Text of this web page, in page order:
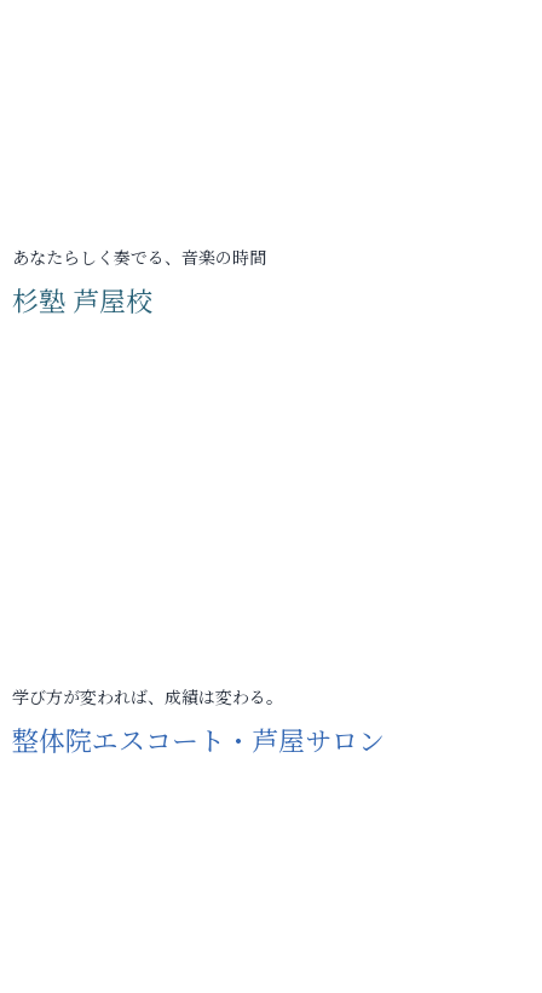
あなたらしく奏でる、音楽の時間
杉塾 芦屋校
学び方が変われば、成績は変わる。
整体院エスコート・芦屋サロン